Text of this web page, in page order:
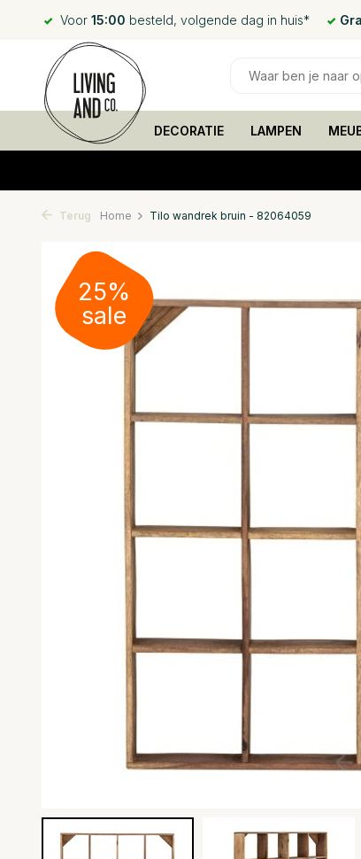
Voor 15:00 besteld, volgende dag in huis*
DECORATIE LAMPEN
Terug Home Tilo wandrek bruin - 82064059
25%
sale